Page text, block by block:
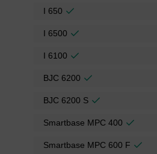
I 650
I 6500
I 6100
BJC 6200
BJC 6200 S
Smartbase MPC 400
Smartbase MPC 600 F